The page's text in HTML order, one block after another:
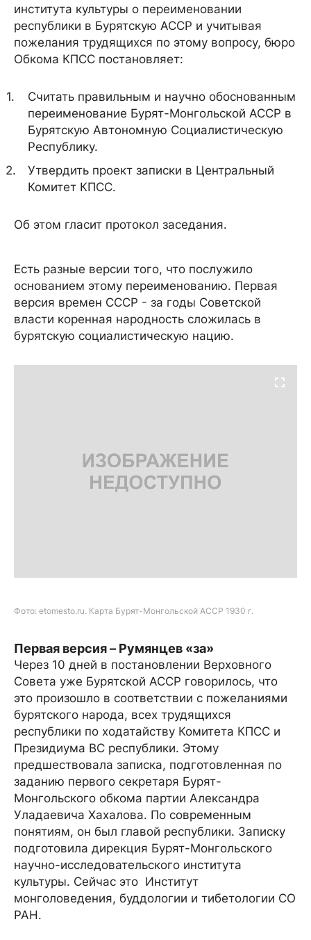
института культуры о переименовании
республики в Бурятскую АССР и учитывая
пожелания трудящихся по этому вопросу, бюро
Обкома КПСС постановляет:
Считать правильным и научно обоснованным
переименование Бурят-Монгольской АССР в
Бурятскую Автономную Социалистическую
Республику.
Утвердить проект записки в Центральный
Комитет КПСС.
Об этом гласит протокол заседания.
Есть разные версии того, что послужило
основанием этому переименованию. Первая
версия времен СССР - за годы Советской
власти коренная народность сложилась в
бурятскую социалистическую нацию.
Фото: etomesto.ru. Карта Бурят-Монгольской АССР 1930 г.
Первая версия – Румянцев «за»
Через 10 дней в постановлении Верховного
Совета уже Бурятской АССР говорилось, что
это произошло в соответствии с пожеланиями
бурятского народа, всех трудящихся
республики по ходатайству Комитета КПСС и
Президиума ВС республики. Этому
предшествовала записка, подготовленная по
заданию первого секретаря Бурят-
Монгольского обкома партии Александра
Уладаевича Хахалова. По современным
понятиям, он был главой республики. Записку
подготовила дирекция Бурят-Монгольского
научно-исследовательского института
культуры. Сейчас это Институт
монголоведения, буддологии и тибетологии СО
РАН.